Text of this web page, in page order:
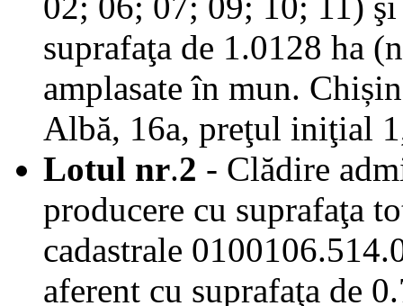
suprafaţa de 1.0128 ha
amplasate în mun.
Albă, 16a, preţul iniţial
Lotul nr.2 - Clădire
producere cu suprafaţa
cadastrale
aferent cu suprafaţa de